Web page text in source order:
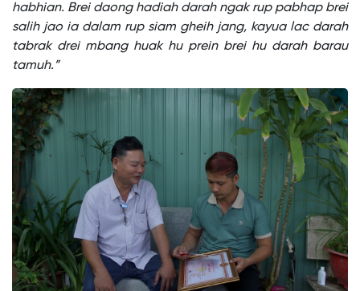
habhian. Brei daong hadiah darah ngak rup pabhap brei
salih jao ia dalam rup siam gheih jang, kayua lac darah
tabrak drei mbang huak hu prein brei hu darah barau
tamuh.”